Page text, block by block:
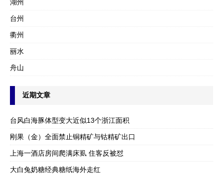
湖州
台州
衢州
丽水
舟山
近期文章
台风白海豚体型变大近似13个浙江面积
刚果（金）全面禁止铜精矿与钴精矿出口
上海一酒店房间爬满床虱 住客反被怼
大白兔奶糖经典糖纸海外走红